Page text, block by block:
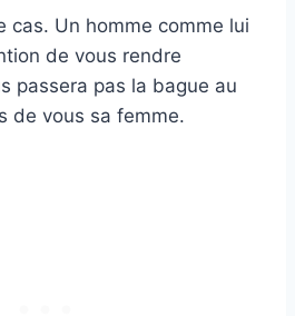
cas. Un homme comme lui
de vous rendre
passera pas la bague au
de vous sa femme.